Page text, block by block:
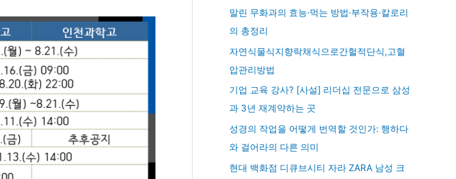
말린 무화과의 효능·먹는 방법·부작용·칼로리
의 총정리
자연식물식지향락채식으로간헐적단식,고혈
압관리방법
기업 교육 강사? [사설] 리더십 전문으로 삼성
과 3년 재계약하는 곳
성경의 작업을 어떻게 번역할 것인가: 행하다
와 걸어라의 다른 의미
현대 백화점 디큐브시티 자라 ZARA 남성 크